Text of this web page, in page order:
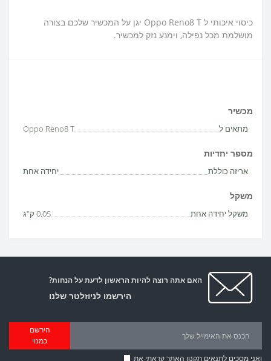
כיסוי איכותי ל Oppo Reno8 T יגן על המכשיר שלכם בצורה
מושלמת מכל נפילה, וימנע נזק למכשיר.
מכשיר
מתאים ל Oppo Reno8 T
מספר יחדיות
אריזה כוללת יחידה אחת
משקל
משקל יחידה אחת 0.05 ק"ג
האם אתה רוצה להיות הראשון לדעת על הנחות?
הירשמו לניוזלטר שלנו
הירשם
כמנוי
ואני מסכים לתנאים תקנון האתרקראתי את